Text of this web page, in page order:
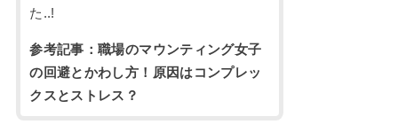
た..!
参考記事：職場のマウンティング女子
の回避とかわし方！原因はコンプレッ
クスとストレス？